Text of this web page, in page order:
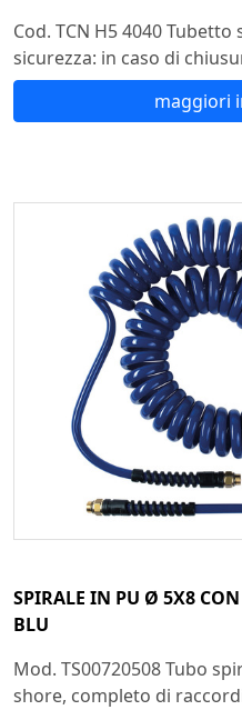
Cod. TCN H5 4040
sicurezza: in caso di
maggiori
SPIRALE IN PU Ø 5X8
BLU
Mod. TS00720508 Tubo
shore, completo di